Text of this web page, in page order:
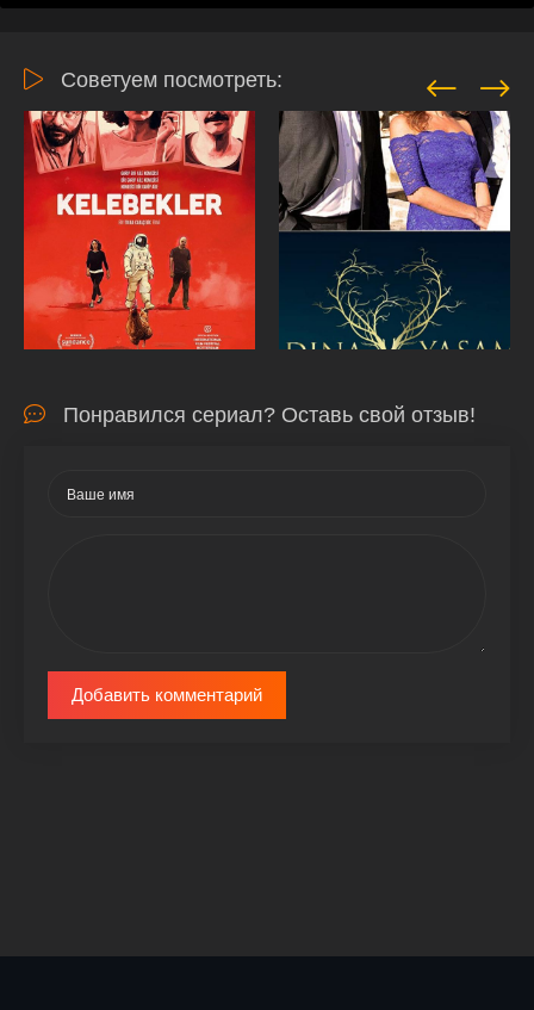
Советуем посмотреть:
Понравился сериал? Оставь свой отзыв!
Добавить комментарий